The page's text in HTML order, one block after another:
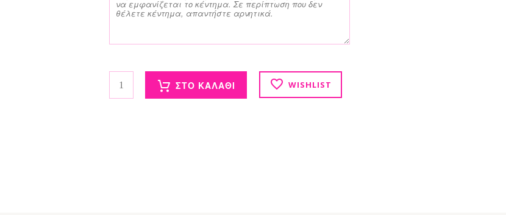
Velvet πετσέτα με κέντημα ποσότητα
ΣΤΟ ΚΑΛΑΘΙ WISHLIST